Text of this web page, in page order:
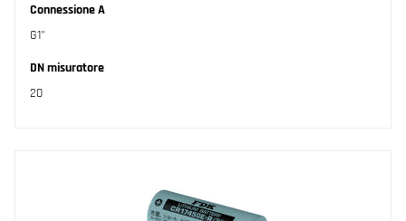
Connessione A
G1"
DN misuratore
20